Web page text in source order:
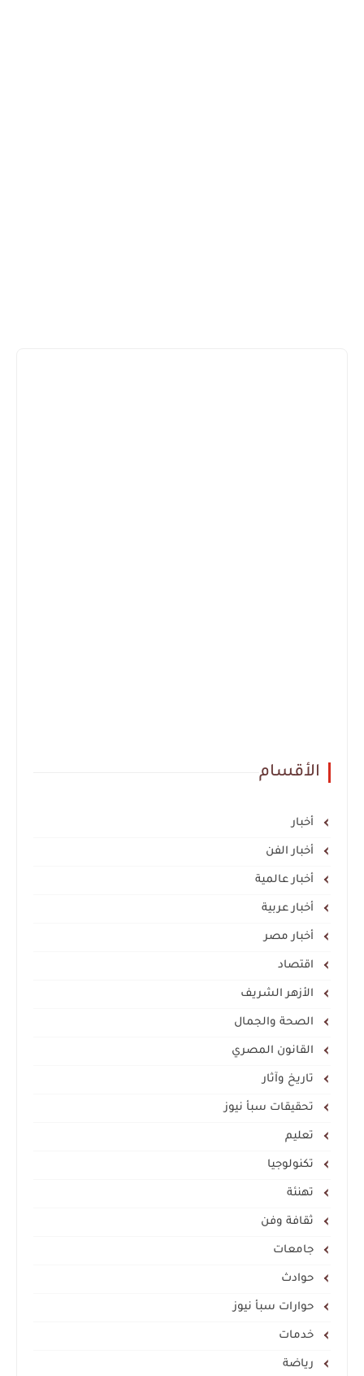
الأقسام
أخبار
أخبار الفن
أخبار عالمية
أخبار عربية
أخبار مصر
اقتصاد
الأزهر الشريف
الصحة والجمال
القانون المصري
تاريخ وآثار
تحقيقات سبأ نيوز
تعليم
تكنولوجيا
تهنئة
ثقافة وفن
جامعات
حوادث
حوارات سبأ نيوز
خدمات
رياضة